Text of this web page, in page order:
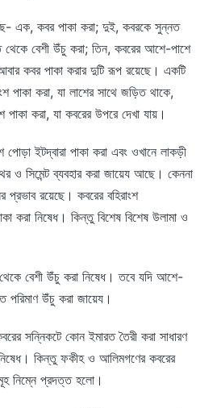
এক, কবর পাকা করা; দুই, কবরকে সুন্নত
থেকে বেশী উঁচু করা; তিন, কবরের আশে-পাশে
কবর পাকা করার দুটি রূপ রয়েছে। একটি
পাকা করা, যা লাশের সাথে জড়িত থাকে,
পাকা করা, যা কবরের উপরে দেখা যায়।
ইটদ্বারা পাকা করা এবং ওখানে লাকড়ী
ও সিমেন্ট ব্যবহার করা জায়েয আছে। কেননা
রয়েছে। কবরের বহিরাংশ
করা নিষেধ। কিন্তু বিশেষ বিশেষ উলামা ও
বেশী উঁচু করা নিষেধ। তবে যদি আশে-
উঁচু করা জায়েয।
সন্নিকটে কোন ইমারত তৈরী করা সাধারণ
কিন্তু ফকীহ ও আলিমগণের কবরের
নিম্নে প্রদত্ত হলো।